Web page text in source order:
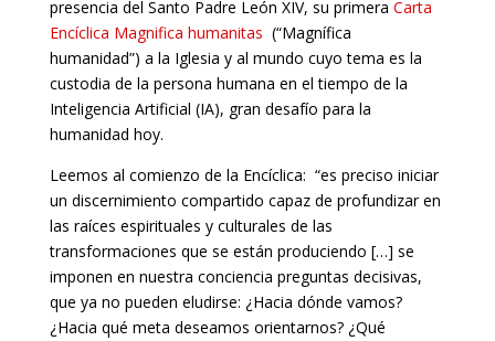
presencia del Santo Padre León XIV, su primera Carta
Encíclica Magnifica humanitas (“Magnífica
humanidad”) a la Iglesia y al mundo cuyo tema es la
custodia de la persona humana en el tiempo de la
Inteligencia Artificial (IA), gran desafío para la
humanidad hoy.
Leemos al comienzo de la Encíclica: “es preciso iniciar
un discernimiento compartido capaz de profundizar en
las raíces espirituales y culturales de las
transformaciones que se están produciendo […] se
imponen en nuestra conciencia preguntas decisivas,
que ya no pueden eludirse: ¿Hacia dónde vamos?
¿Hacia qué meta deseamos orientarnos? ¿Qué